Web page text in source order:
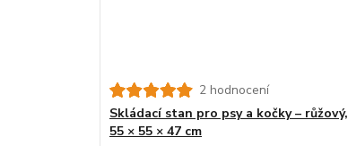
2 hodnocení
Skládací stan pro psy a kočky – růžový,
55 × 55 × 47 cm